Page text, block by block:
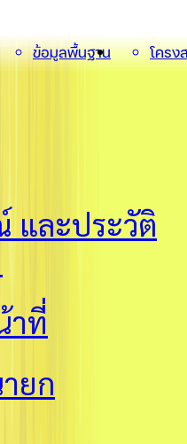
ข้อมูลพื้นฐาน โครง
ละประวัติ
าที่
ยก